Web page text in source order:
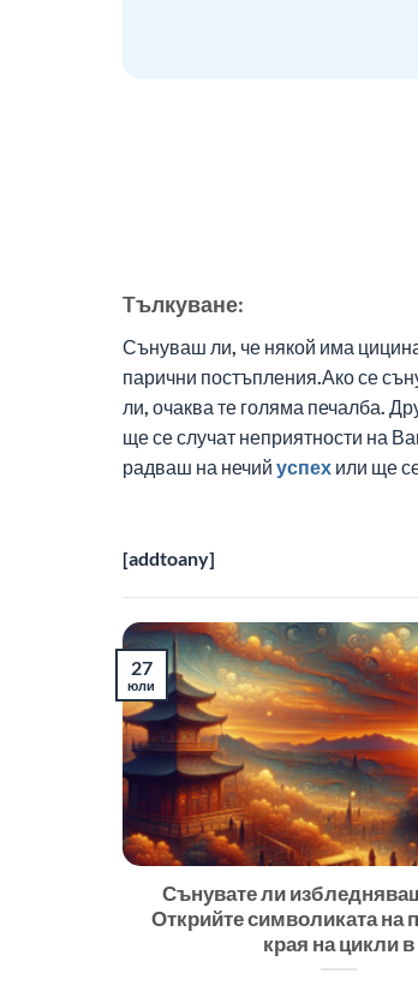
Tълкуване:
Сънуваш ли, че някой има
парични постъпления.Ако се
ли, очаква те голяма печалба.
ще се случат неприятности на
радваш на нечий успех или ще
[addtoany]
Сънувате ли
Открийте символиката на
края на цикли в
27
юли